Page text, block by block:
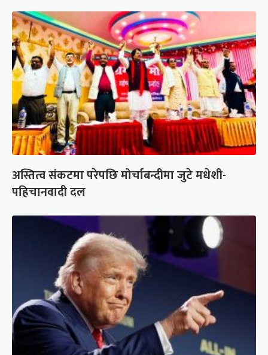
अस्तित्व संकटमा परेपछि मोर्चाबन्दीमा जुटे मधेशी-
पहिचानवादी दल